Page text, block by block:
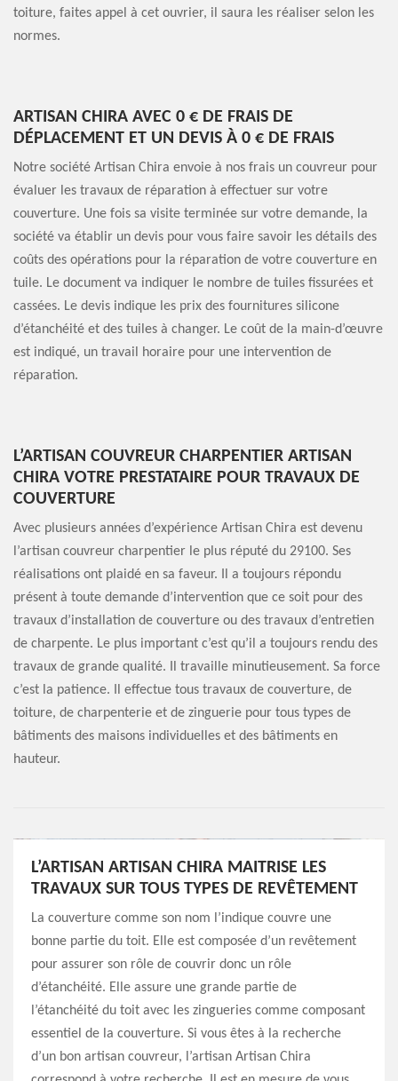
toiture, faites appel à cet ouvrier, il saura les réaliser selon les
normes.
ARTISAN CHIRA AVEC 0 € DE FRAIS DE
DÉPLACEMENT ET UN DEVIS À 0 € DE FRAIS
Notre société Artisan Chira envoie à nos frais un couvreur pour
évaluer les travaux de réparation à effectuer sur votre
couverture. Une fois sa visite terminée sur votre demande, la
société va établir un devis pour vous faire savoir les détails des
coûts des opérations pour la réparation de votre couverture en
tuile. Le document va indiquer le nombre de tuiles fissurées et
cassées. Le devis indique les prix des fournitures silicone
d’étanchéité et des tuiles à changer. Le coût de la main-d’œuvre
est indiqué, un travail horaire pour une intervention de
réparation.
L’ARTISAN COUVREUR CHARPENTIER ARTISAN
CHIRA VOTRE PRESTATAIRE POUR TRAVAUX DE
COUVERTURE
Avec plusieurs années d’expérience Artisan Chira est devenu
l’artisan couvreur charpentier le plus réputé du 29100. Ses
réalisations ont plaidé en sa faveur. Il a toujours répondu
présent à toute demande d’intervention que ce soit pour des
travaux d’installation de couverture ou des travaux d’entretien
de charpente. Le plus important c’est qu’il a toujours rendu des
travaux de grande qualité. Il travaille minutieusement. Sa force
c’est la patience. Il effectue tous travaux de couverture, de
toiture, de charpenterie et de zinguerie pour tous types de
bâtiments des maisons individuelles et des bâtiments en
hauteur.
L’ARTISAN ARTISAN CHIRA MAITRISE LES
TRAVAUX SUR TOUS TYPES DE REVÊTEMENT
La couverture comme son nom l’indique couvre une
bonne partie du toit. Elle est composée d’un revêtement
pour assurer son rôle de couvrir donc un rôle
d’étanchéité. Elle assure une grande partie de
l’étanchéité du toit avec les zingueries comme composant
essentiel de la couverture. Si vous êtes à la recherche
d’un bon artisan couvreur, l’artisan Artisan Chira